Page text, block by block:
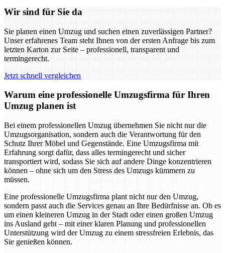
Wir sind für Sie da
Sie planen einen Umzug und suchen einen zuverlässigen Partner?
Unser erfahrenes Team steht Ihnen von der ersten Anfrage bis zum
letzten Karton zur Seite – professionell, transparent und
termingerecht.
Jetzt schnell vergleichen
Warum eine professionelle Umzugsfirma für Ihren
Umzug planen ist
Bei einem professionellen Umzug übernehmen Sie nicht nur die
Umzugsorganisation, sondern auch die Verantwortung für den
Schutz Ihrer Möbel und Gegenstände. Eine Umzugsfirma mit
Erfahrung sorgt dafür, dass alles termingerecht und sicher
transportiert wird, sodass Sie sich auf andere Dinge konzentrieren
können – ohne sich um den Stress des Umzugs kümmern zu
müssen.
Eine professionelle Umzugsfirma plant nicht nur den Umzug,
sondern passt auch die Services genau an Ihre Bedürfnisse an. Ob es
um einen kleineren Umzug in der Stadt oder einen großen Umzug
ins Ausland geht – mit einer klaren Planung und professionellen
Unterstützung wird der Umzug zu einem stressfreien Erlebnis, das
Sie genießen können.